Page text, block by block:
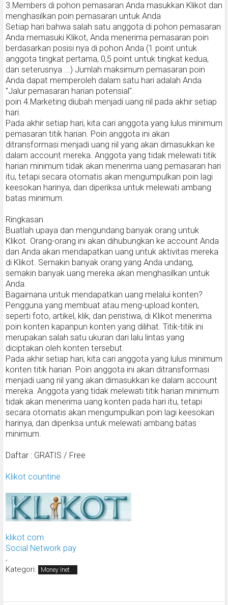
3.Members di pohon pemasaran Anda masukkan Klikot dan
menghasilkan poin pemasaran untuk Anda
Setiap hari bahwa salah satu anggota di pohon pemasaran
Anda memasuki Klikot, Anda menerima pemasaran poin
berdasarkan posisi nya di pohon Anda (1 point untuk
anggota tingkat pertama, 0,5 point untuk tingkat kedua,
dan seterusnya ...) Jumlah maksimum pemasaran poin
Anda dapat memperoleh dalam satu hari adalah Anda
"Jalur pemasaran harian potensial".
poin 4.Marketing diubah menjadi uang riil pada akhir setiap
hari.
Pada akhir setiap hari, kita cari anggota yang lulus minimum
pemasaran titik harian. Poin anggota ini akan
ditransformasi menjadi uang riil yang akan dimasukkan ke
dalam account mereka. Anggota yang tidak melewati titik
harian minimum tidak akan menerima uang pemasaran hari
itu, tetapi secara otomatis akan mengumpulkan poin lagi
keesokan harinya, dan diperiksa untuk melewati ambang
batas minimum.
Ringkasan
Buatlah upaya dan mengundang banyak orang untuk
Klikot. Orang-orang ini akan dihubungkan ke account Anda
dan Anda akan mendapatkan uang untuk aktivitas mereka
di Klikot. Semakin banyak orang yang Anda undang,
semakin banyak uang mereka akan menghasilkan untuk
Anda.
Bagaimana untuk mendapatkan uang melalui konten?
Pengguna yang membuat atau meng-upload konten,
seperti foto, artikel, klik, dan peristiwa, di Klikot menerima
poin konten kapanpun konten yang dilihat. Titik-titik ini
merupakan salah satu ukuran dari lalu lintas yang
diciptakan oleh konten tersebut.
Pada akhir setiap hari, kita cari anggota yang lulus minimum
konten titik harian. Poin anggota ini akan ditransformasi
menjadi uang riil yang akan dimasukkan ke dalam account
mereka. Anggota yang tidak melewati titik harian minimum
tidak akan menerima uang konten pada hari itu, tetapi
secara otomatis akan mengumpulkan poin lagi keesokan
harinya, dan diperiksa untuk melewati ambang batas
minimum.
Daftar : GRATIS / Free
Klikot countine
klikot.com
Social Network pay
Kategori: Money Inet